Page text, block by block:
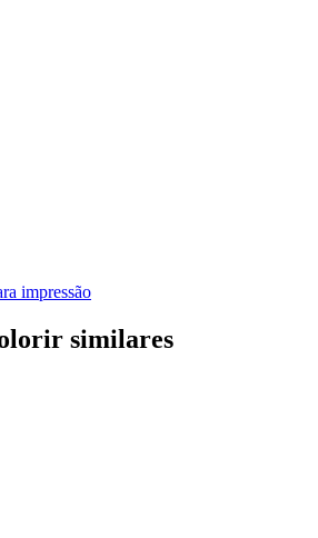
impressão
similares